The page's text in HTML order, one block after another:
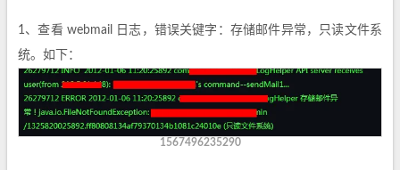
1、查看 webmail 日志，错误关键字：存储邮件异常，只读文件系
统。如下：
1567496235290